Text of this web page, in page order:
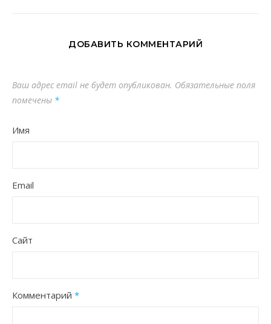
ДОБАВИТЬ КОММЕНТАРИЙ
Ваш адрес email не будет опубликован. Обязательные поля
помечены *
Имя
Email
Сайт
Комментарий *